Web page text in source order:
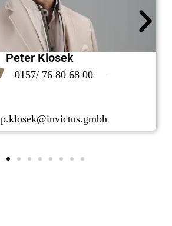
Peter Klosek
0157/ 76 80 68 00
p.klosek@invictus.gmbh